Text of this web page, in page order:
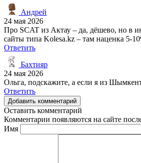
Андрей
24 мая 2026
Про SCAT из Актау – да, дёшево, но в
сайты типа Kolesa.kz – там наценка 5-
Ответить
Бахтияр
24 мая 2026
Ольга, подскажите, а если я из
Ответить
Добавить комментарий
Оставить комментарий
Комментарии появляются на сайте
Имя